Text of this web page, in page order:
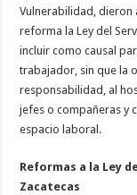
Vulnerabilidad, dieron
reforma la Ley del
incluir como causal
trabajador, sin que la
responsabilidad, al
jefes o compañeras y
espacio laboral.
Reformas a la Ley
Zacatecas